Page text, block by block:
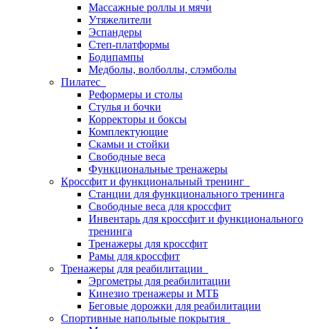
Массажные роллы и мячи
Утяжелители
Эспандеры
Степ-платформы
Бодипампы
Медболы, волболлы, слэмболы
Пилатес
Реформеры и столы
Стулья и бочки
Корректоры и боксы
Комплектующие
Скамьи и стойки
Свободные веса
Функциональные тренажеры
Кроссфит и функциональный тренинг
Станции для функционального тренинга
Свободные веса для кроссфит
Инвентарь для кроссфит и функционального
тренинга
Тренажеры для кроссфит
Рамы для кроссфит
Тренажеры для реабилитации
Эргометры для реабилитации
Кинезио тренажеры и МТБ
Беговые дорожки для реабилитации
Спортивные напольные покрытия